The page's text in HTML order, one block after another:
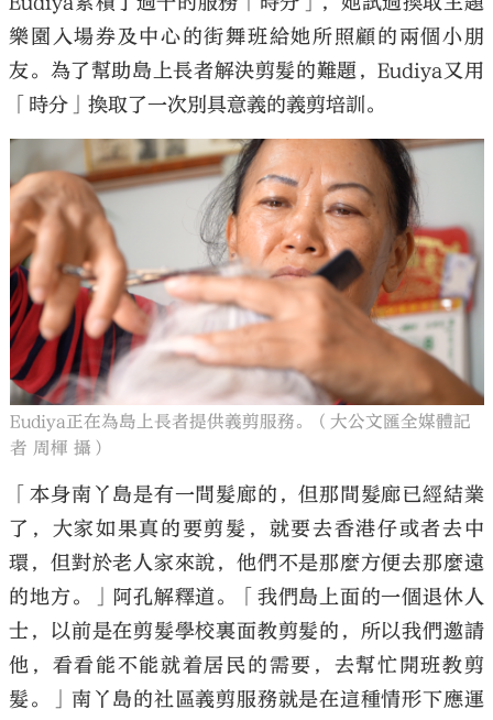
樂園入場券及中心的街舞班給她所照顧的兩個小朋
友。為了幫助島上長者解決剪髮的難題，Eudiya又用
「時分」換取了一次別具意義的義剪培訓。
Eudiya正在為島上長者提供義剪服務。（大公文匯全媒體記
者 周楎 攝）
「本身南丫島是有一間髮廊的，但那間髮廊已經結業
了，大家如果真的要剪髮，就要去香港仔或者去中
環，但對於老人家來說，他們不是那麼方便去那麼遠
的地方。」阿孔解釋道。「我們島上面的一個退休人
士，以前是在剪髮學校裏面教剪髮的，所以我們邀請
他，看看能不能就着居民的需要，去幫忙開班教剪
髮。」南丫島的社區義剪服務就是在這種情形下應運